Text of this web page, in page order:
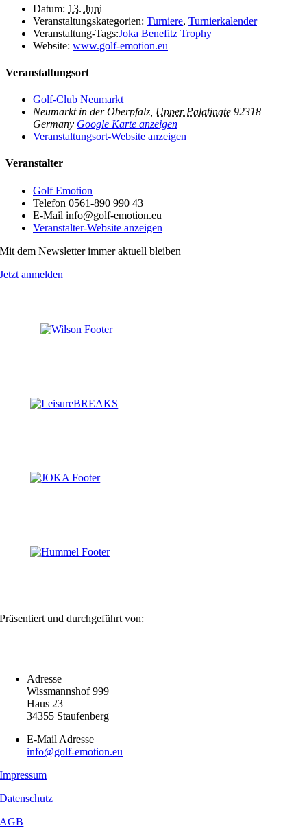
Datum: 13. Juni
Veranstaltungskategorien: Turniere, Turnierkalender
Veranstaltung-Tags:Joka Benefitz Trophy
Website: www.golf-emotion.eu
Veranstaltungsort
Golf-Club Neumarkt
Neumarkt in der Oberpfalz Upper Palatinate 92318
Germany Google Karte anzeigen
Veranstaltungsort-Website anzeigen
Veranstalter
Golf Emotion
Telefon 0561-890 990 43
E-Mail info@golf-emotion.eu
Veranstalter-Website anzeigen
Mit dem Newsletter immer aktuell bleiben
Jetzt anmelden
Präsentiert und durchgeführt von:
Adresse
Wissmannshof 999
Haus 23
34355 Staufenberg
E-Mail Adresse
info@golf-emotion.eu
Impressum
Datenschutz
AGB